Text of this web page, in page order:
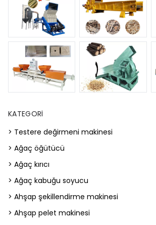
KATEGORI
> Testere değirmeni makinesi
> Ağaç öğütücü
> Ağaç kırıcı
> Ağaç kabuğu soyucu
> Ahşap şekillendirme makinesi
> Ahşap pelet makinesi